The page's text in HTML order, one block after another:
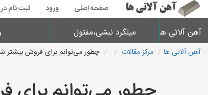
صفحه اصلی ورود ثبت نام
آهن آلاتی ها میلگرد نبشی،مفتول
آهن آلاتی ها مرکز مقالات چطور می‌توانم برای فروش بیشتر